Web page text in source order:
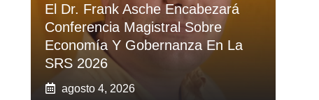
El Dr. Frank Asche Encabezará
Conferencia Magistral Sobre
Economía Y Gobernanza En La
SRS 2026
agosto 4, 2026